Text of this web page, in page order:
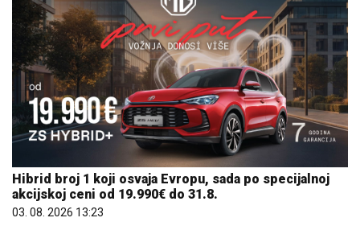
Hibrid broj 1 koji osvaja Evropu, sada po specijalnoj
akcijskoj ceni od 19.990€ do 31.8.
03. 08. 2026 13:23